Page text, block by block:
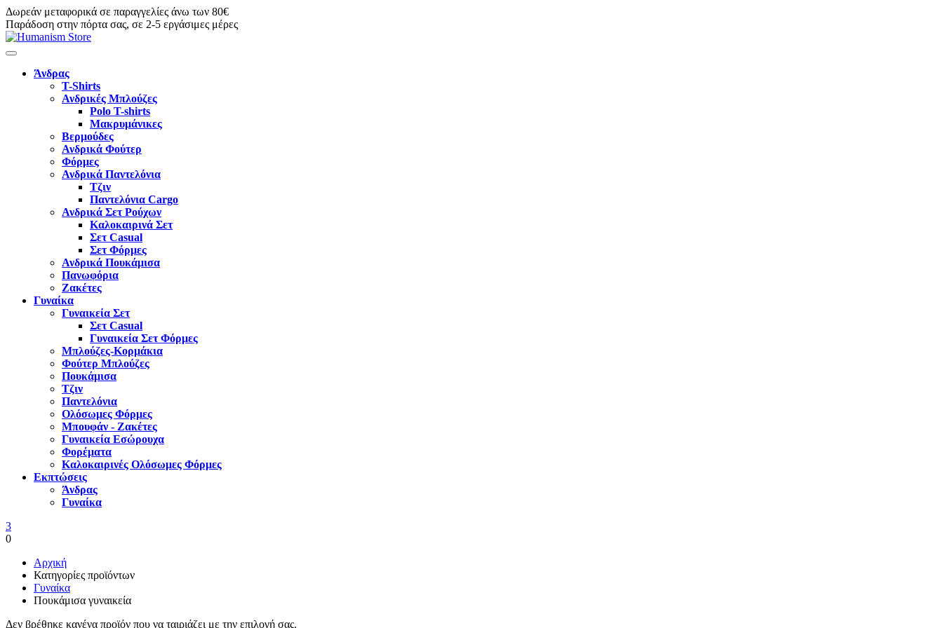
Δωρεάν μεταφορικά σε παραγγελίες άνω των 80€
Παράδοση στην πόρτα σας, σε 2-5 εργάσιμες μέρες
Άνδρας
T-Shirts
Ανδρικές Μπλούζες
Polo T-shirts
Μακρυμάνικες
Βερμούδες
Ανδρικά Φούτερ
Φόρμες
Ανδρικά Παντελόνια
Τζιν
Παντελόνια Cargo
Ανδρικά Σετ Ρούχων
Καλοκαιρινά Σετ
Σετ Casual
Σετ Φόρμες
Ανδρικά Πουκάμισα
Πανωφόρια
Ζακέτες
Γυναίκα
Γυναικεία Σετ
Σετ Casual
Γυναικεία Σετ Φόρμες
Μπλούζες-Κορμάκια
Φούτερ Μπλούζες
Πουκάμισα
Τζιν
Παντελόνια
Ολόσωμες Φόρμες
Μπουφάν - Ζακέτες
Γυναικεία Εσώρουχα
Φορέματα
Καλοκαιρινές Ολόσωμες Φόρμες
Εκπτώσεις
Άνδρας
Γυναίκα
3
0
Αρχική
Κατηγορίες προϊόντων
Γυναίκα
Πουκάμισα γυναικεία
Δεν βρέθηκε κανένα προϊόν που να ταιριάζει με την επιλογή σας.